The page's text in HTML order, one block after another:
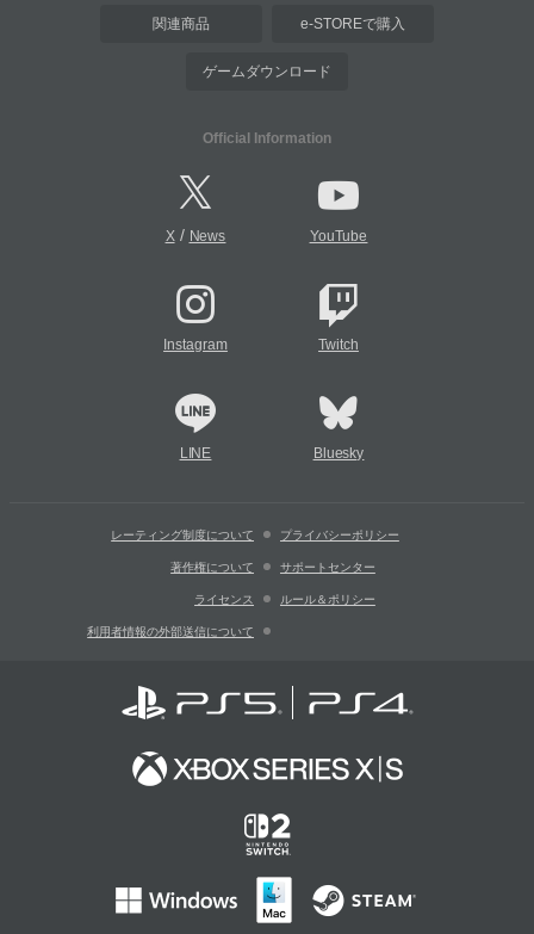
関連商品 e-STOREで購入
ゲームダウンロード
Official Information
X/ News YouTube
Instagram Twitch
LINE Bluesky
レーティング制度について プライバシーポリシー
著作権について サポートセンター
ライセンス ルール＆ポリシー
利用者情報の外部送信について